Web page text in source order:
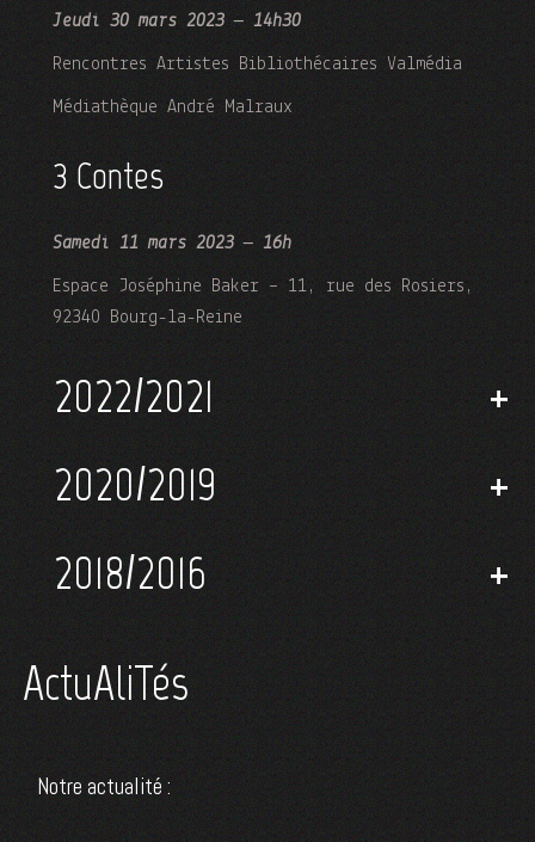
Jeudi 30 mars 2023 – 14h30
Rencontres Artistes Bibliothécaires Valmédia
Médiathèque André Malraux
3 Contes
Samedi 11 mars 2023 – 16h
Espace Joséphine Baker – 11, rue des Rosiers,
92340 Bourg-la-Reine
2022/2021
+
2020/2019
+
2018/2016
+
ActuAliTés
Notre actualité :